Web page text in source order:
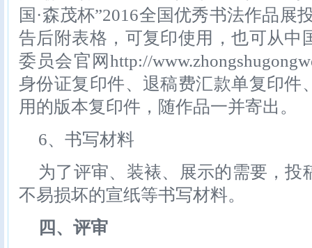
国·森茂杯”2016全国优秀书法作品展
告后附表格，可复印使用，也可从中
委员会官网http://
身份证复印件、退稿费汇款单复印件
用的版本复印件，随作品一并寄出。
6、书写材料
为了评审、装裱、展示的需要，投
不易损坏的宣纸等书写材料。
四、评审